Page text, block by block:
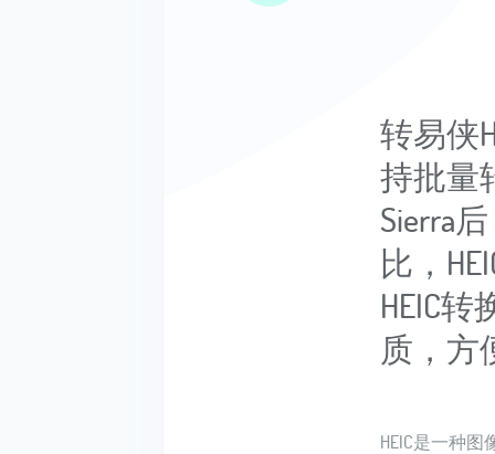
转易侠
持批量
Sierra
比，
HEIC
质，方
HEIC是一种图